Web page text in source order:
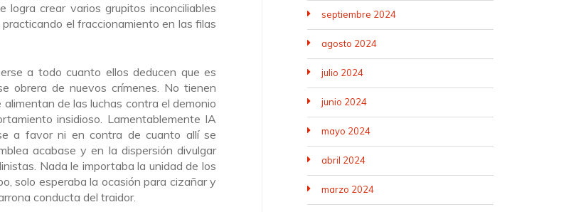
crear varios grupitos inconciliables
el fraccionamiento en las filas
a todo cuanto ellos deducen que es
obrera de nuevos crímenes. No tienen
de las luchas contra el demonio
insidioso. Lamentablemente IA
a favor ni en contra de cuanto allí se
acabase y en la dispersión divulgar
Nada le importaba la unidad de los
solo esperaba la ocasión para cizañar y
conducta del traidor.
septiembre 2024
agosto 2024
julio 2024
junio 2024
mayo 2024
abril 2024
marzo 2024